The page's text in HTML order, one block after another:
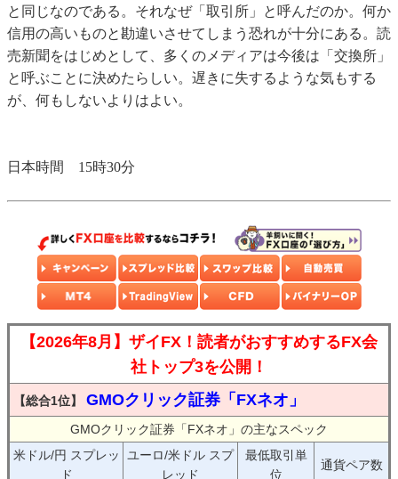
と同じなのである。それなぜ「取引所」と呼んだのか。何か
信用の高いものと勘違いさせてしまう恐れが十分にある。読
売新聞をはじめとして、多くのメディアは今後は「交換所」
と呼ぶことに決めたらしい。遅きに失するような気もする
が、何もしないよりはよい。
日本時間 15時30分
【2026年8月】ザイFX！読者がおすすめするFX会
社トップ3を公開！
【総合1位】 GMOクリック証券「FXネオ」
GMOクリック証券「FXネオ」の主なスペック
米ドル/円 スプレッ
ド
ユーロ/米ドル スプ
レッド
最低取引単
位
通貨ペア数